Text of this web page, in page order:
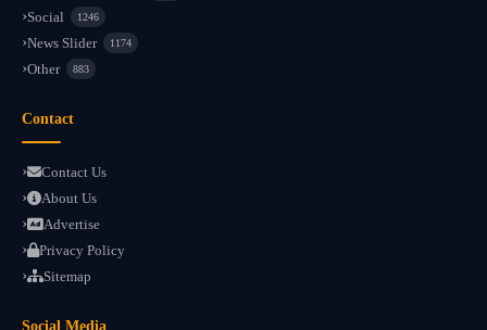
Social 1246
News Slider 1174
Other 883
Contact
Contact Us
About Us
Advertise
Privacy Policy
Sitemap
Social Media